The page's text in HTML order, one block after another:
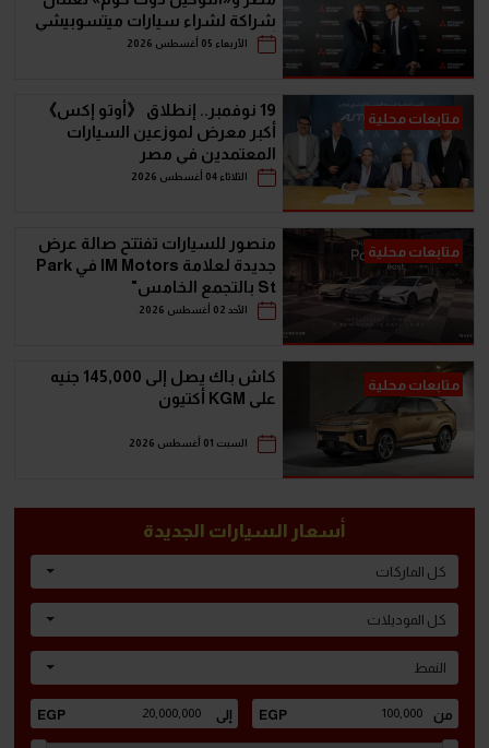
شراكة لشراء سيارات ميتسوبيشي
أونلاين
الأربعاء 05 أغسطس 2026
متابعات محلية
19 نوفمبر.. إنطلاق 《أوتو إكس》
أكبر معرض لموزعين السيارات
المعتمدين في مصر
الثلاثاء 04 أغسطس 2026
متابعات محلية
منصور للسيارات تفتتح صالة عرض
جديدة لعلامة IM Motors في Park
St بالتجمع الخامس"
الأحد 02 أغسطس 2026
متابعات محلية
كاش باك يصل إلى 145,000 جنيه
على KGM أكتيون
السبت 01 أغسطس 2026
أسعار السيارات الجديدة
كل الماركات
كل الموديلات
النمط